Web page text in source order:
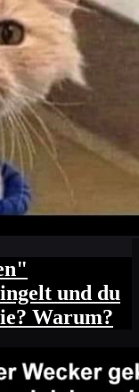
und du
Warum?